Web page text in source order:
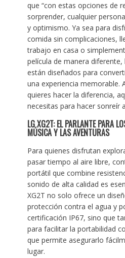
que “con estas opciones de
sorprender, cualquier
y optimismo. Ya sea para
comida sin complicaciones,
trabajo en casa o
película de manera
están diseñados para
una experiencia memorable.
quieres hacer la diferencia,
necesitas para hacer sonreír
LG XG2T: EL PARLANTE PARA
MÚSICA Y LAS AVENTURAS
Para quienes disfrutan
pasar tiempo al aire libre,
portátil que combine
sonido de alta calidad es
XG2T no solo ofrece un
protección contra el agua y
certificación IP67, sino que
para facilitar la portabilidad
que permite asegurarlo
lugar.